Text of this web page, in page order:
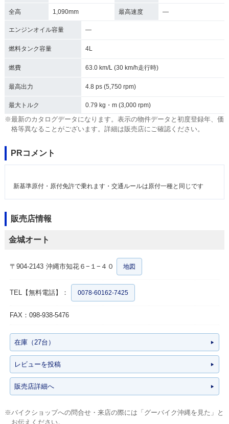
全高 1,090mm 最高速度 ―
エンジンオイル容量 ―
燃料タンク容量 4L
燃費 63.0 km/L (30 km/h走行時)
最高出力 4.8 ps (5,750 rpm)
最大トルク 0.79 kg・m (3,000 rpm)
※最新のカタログデータになります。表示の物件データと初度登録年、価
格等異なることがございます。詳細は販売店にご確認ください。
PRコメント
新基準原付・原付免許で乗れます・交通ルールは原付一種と同じです
販売店情報
金城オート
〒904-2143 沖縄市知花６−１−４０ 地図
TEL【無料電話】： 0078-60162-7425
FAX：098-938-5476
在庫（27台）
レビューを投稿
販売店詳細へ
※バイクショップへの問合せ・来店の際には「グーバイク沖縄を見た」と
お伝えください。